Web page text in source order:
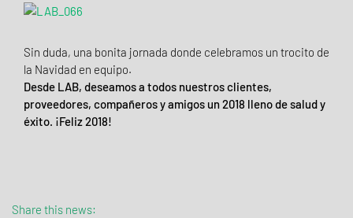
Sin duda, una bonita jornada donde celebramos un trocito de
la Navidad en equipo.
Desde LAB, deseamos a todos nuestros clientes,
proveedores, compañeros y amigos un 2018 lleno de salud y
éxito. ¡Feliz 2018!
Share this news: